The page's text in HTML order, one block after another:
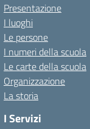
Presentazione
I luoghi
Le persone
I numeri della scuola
Le carte della scuola
Organizzazione
La storia
I Servizi